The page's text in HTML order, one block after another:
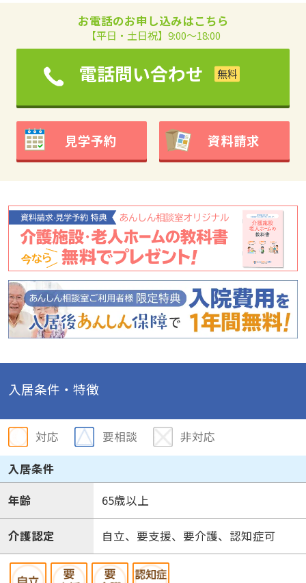
お電話のお申し込みはこちら
【平日・土日祝】9:00～18:00
電話問い合わせ
見学予約 資料請求
入居条件・特徴
対応 要相談
非対応
入居条件
年齢
65歳以上
介護認定 自立、要支援、要介護、認知症可